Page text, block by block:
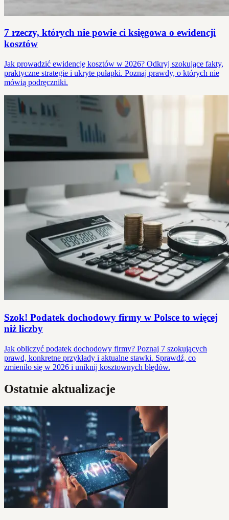
7 rzeczy, których nie powie ci księgowa o ewidencji
kosztów
Jak prowadzić ewidencję kosztów w 2026? Odkryj szokujące fakty,
praktyczne strategie i ukryte pułapki. Poznaj prawdy, o których nie
mówią podręczniki.
Szok! Podatek dochodowy firmy w Polsce to więcej
niż liczby
Jak obliczyć podatek dochodowy firmy? Poznaj 7 szokujących
prawd, konkretne przykłady i aktualne stawki. Sprawdź, co
zmieniło się w 2026 i uniknij kosztownych błędów.
Ostatnie aktualizacje